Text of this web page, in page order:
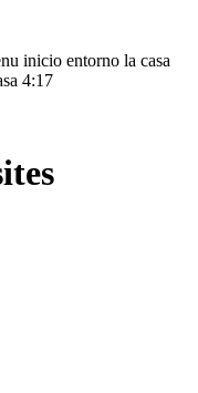
inicio entorno la casa
4:17